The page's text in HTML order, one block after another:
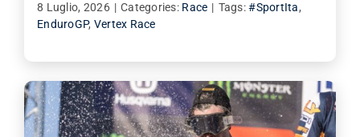
8 Luglio, 2026 | Categories: Race | Tags:#SportIta,
EnduroGP, Vertex Race